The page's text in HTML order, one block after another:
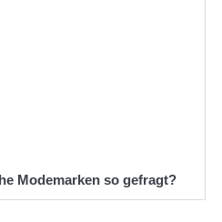
Modemarken so gefragt?